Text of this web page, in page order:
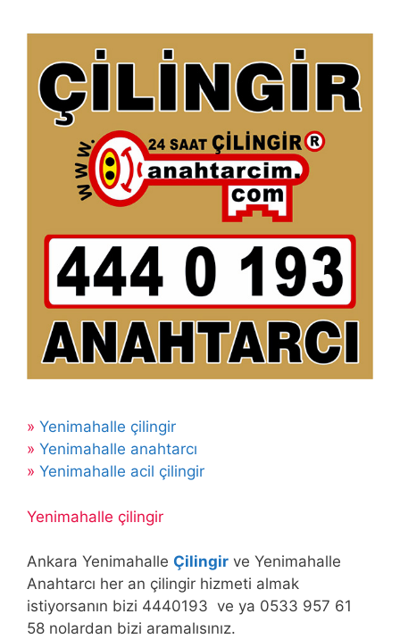
» Yenimahalle çilingir
» Yenimahalle anahtarcı
» Yenimahalle acil çilingir
Yenimahalle çilingir
Ankara Yenimahalle Çilingir ve Yenimahalle
Anahtarcı her an çilingir hizmeti almak
istiyorsanın bizi 4440193 ve ya 0533 957 61
58 nolardan bizi aramalısınız.